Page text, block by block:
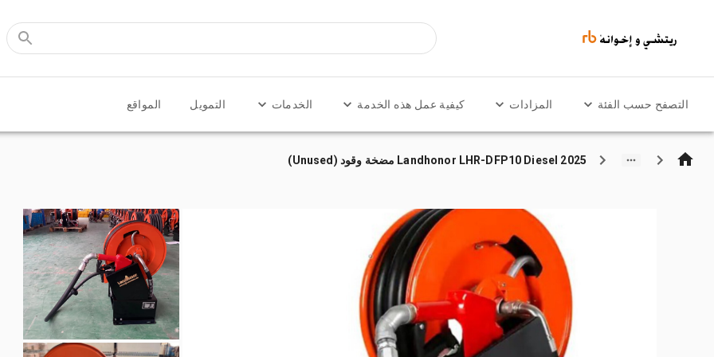
التصفح حسب الفئة المزادات كيفية عمل هذه الخدمة الخدمات التمويل المواقع
2025 Landhonor LHR-DFP10 Diesel مضخة وقود (Unused)